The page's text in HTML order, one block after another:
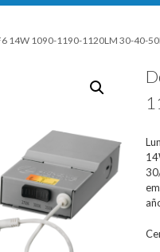
14W 1090-1190-1120LM 30-40-